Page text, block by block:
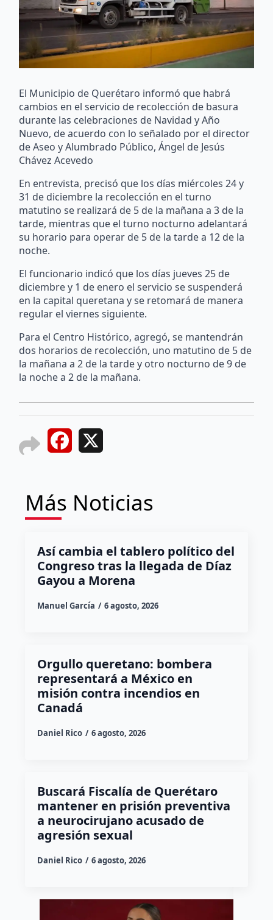
El Municipio de Querétaro informó que habrá
cambios en el servicio de recolección de basura
durante las celebraciones de Navidad y Año
Nuevo, de acuerdo con lo señalado por el director
de Aseo y Alumbrado Público, Ángel de Jesús
Chávez Acevedo
En entrevista, precisó que los días miércoles 24 y
31 de diciembre la recolección en el turno
matutino se realizará de 5 de la mañana a 3 de la
tarde, mientras que el turno nocturno adelantará
su horario para operar de 5 de la tarde a 12 de la
noche.
El funcionario indicó que los días jueves 25 de
diciembre y 1 de enero el servicio se suspenderá
en la capital queretana y se retomará de manera
regular el viernes siguiente.
Para el Centro Histórico, agregó, se mantendrán
dos horarios de recolección, uno matutino de 5 de
la mañana a 2 de la tarde y otro nocturno de 9 de
la noche a 2 de la mañana.
Facebook
Más Noticias
Así cambia el tablero político del
Congreso tras la llegada de Díaz
Gayou a Morena
Manuel García 6 agosto, 2026
Orgullo queretano: bombera
representará a México en
misión contra incendios en
Canadá
Daniel Rico 6 agosto, 2026
Buscará Fiscalía de Querétaro
mantener en prisión preventiva
a neurocirujano acusado de
agresión sexual
Daniel Rico 6 agosto, 2026